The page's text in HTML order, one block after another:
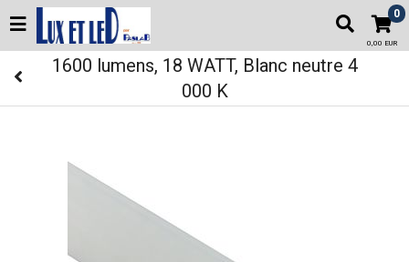
0
0,00 EUR
1600 lumens, 18 WATT, Blanc neutre 4
000 K